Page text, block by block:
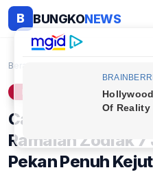
B BUNGKONEWS
Beranda
Capricorn,
Ramalan Zodiak
Pekan Penuh